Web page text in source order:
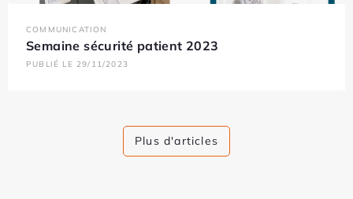
COMMUNICATION
Semaine sécurité patient 2023
PUBLIÉ LE 29/11/2023
Plus d'articles